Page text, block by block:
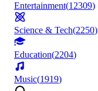
Entertainment(12309)
Science & Tech(2250)
Education(2204)
Music(1919)